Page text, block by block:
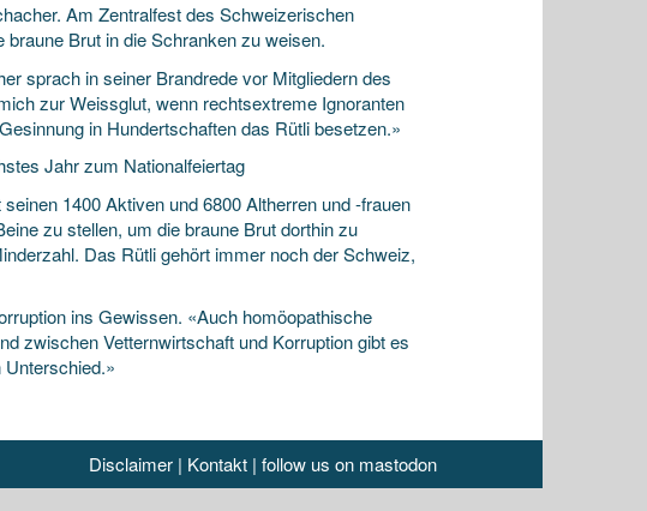
Am Zentralfest des Schweizerischen
Brut in die Schranken zu weisen.
sprach in seiner Brandrede vor Mitgliedern des
zur Weissglut, wenn rechtsextreme Ignoranten
in Hundertschaften das Rütli besetzen.»
Jahr zum Nationalfeiertag
1400 Aktiven und 6800 Altherren und -frauen
zu stellen, um die braune Brut dorthin zu
Das Rütli gehört immer noch der Schweiz,
ins Gewissen. «Auch homöopathische
zwischen Vetternwirtschaft und Korruption gibt es
Disclaimer| Kontakt| follow us on mastodon